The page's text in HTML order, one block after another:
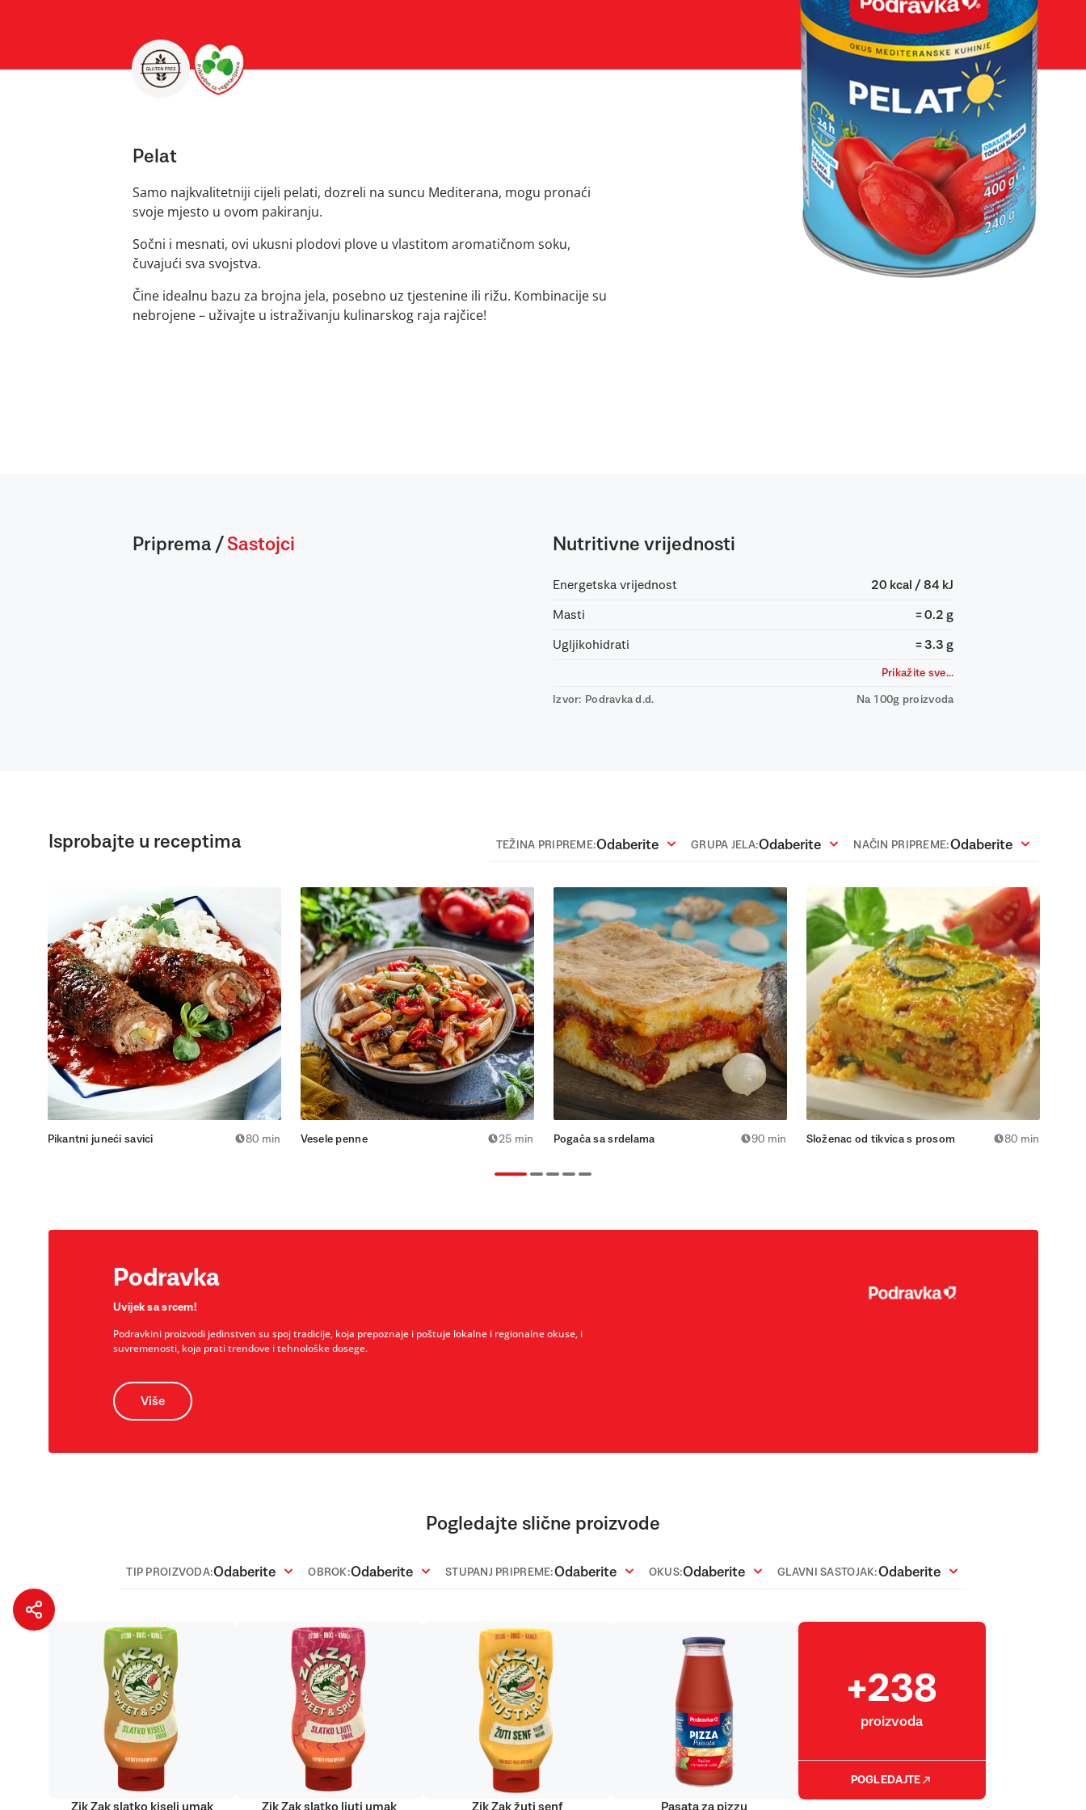
Pelat
Samo najkvalitetniji cijeli pelati, dozreli na suncu Mediterana, mogu pronaći
svoje mjesto u ovom pakiranju.
Sočni i mesnati, ovi ukusni plodovi plove u vlastitom aromatičnom soku,
čuvajući sva svojstva.
Čine idealnu bazu za brojna jela, posebno uz tjestenine ili rižu. Kombinacije su
nebrojene – uživajte u istraživanju kulinarskog raja rajčice!
Priprema / Sastojci Nutritivne vrijednosti
Energetska vrijednost 20 kcal / 84 kJ
Masti = 0.2 g
Ugljikohidrati = 3.3 g
Prikažite sve...
Izvor: Podravka d.d. Na 100g proizvoda
Isprobajte u receptima TEŽINA PRIPREME:Odaberite GRUPA JELA:Odaberite NAČIN PRIPREME:Odaberite
Pikantni juneći savici 80 min Vesele penne 25 min Pogača sa srdelama 90 min Složenac od tikvica s prosom 80 min
Podravka
Uvijek sa srcem!
Podravkini proizvodi jedinstven su spoj tradicije, koja prepoznaje i poštuje lokalne i regionalne okuse, i
suvremenosti, koja prati trendove i tehnološke dosege.
Više
Pogledajte slične proizvode
TIP PROIZVODA:Odaberite OBROK:Odaberite STUPANJ PRIPREME:Odaberite OKUS:Odaberite GLAVNI SASTOJAK:Odaberite
Zik Zak slatko kiseli umak Zik Zak slatko ljuti umak Zik Zak žuti senf Pasata za pizzu
+238
proizvoda
POGLEDAJTE